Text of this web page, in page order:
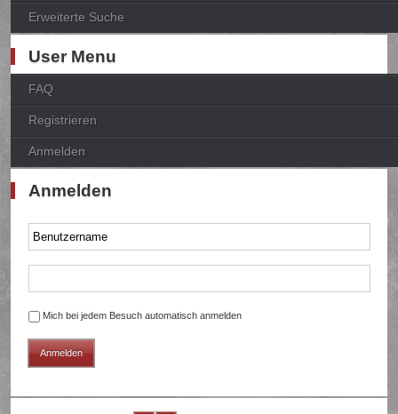
Erweiterte Suche
User Menu
FAQ
Registrieren
Anmelden
Anmelden
Mich bei jedem Besuch automatisch anmelden